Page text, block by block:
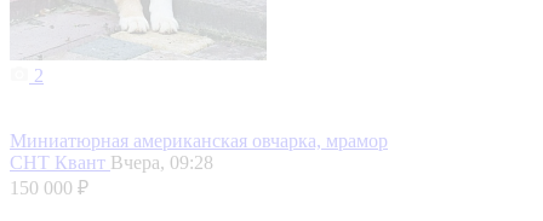
2
Миниатюрная американская овчарка, мрамор
СНТ Квант Вчера, 09:28
150 000 ₽